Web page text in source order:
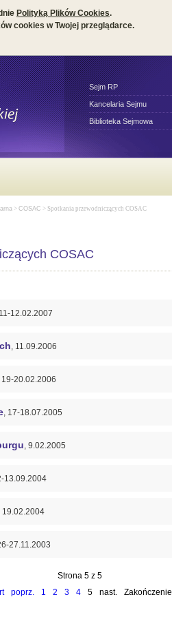
Polityką Plików Cookies.
cookies w Twojej przeglądarce.
Sejm RP
Kancelaria Sejmu
Biblioteka Sejmowa
> COSAC > Spotkania przewodniczących COSAC
COSAC
12.02.2007
, 11.09.2006
19-20.02.2006
, 17-18.07.2005
, 9.02.2005
13.09.2004
19.02.2004
27.11.2003
Strona 5 z 5
poprz. 1 2 3 4 5 nast. Zakończenie